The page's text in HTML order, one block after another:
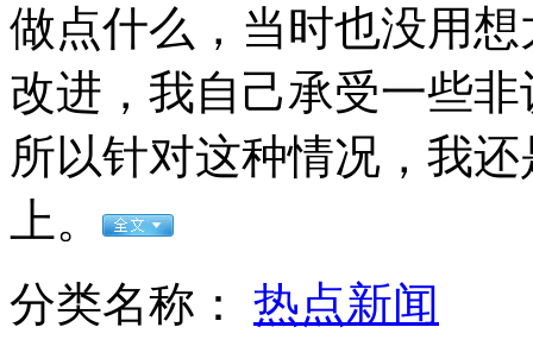
走！跟着总书记去植树
做点什么，当时也没用
改进，我自己承受一些
所以针对这种情况，我
上。
分类名称： 热点新闻